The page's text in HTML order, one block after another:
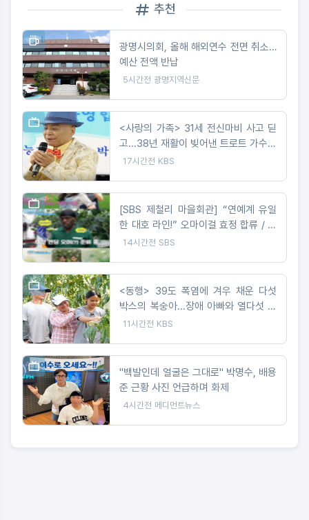
추천
광명시의회, 올해 해외연수 전면 취소…
예산 전액 반납
5시간전 광명지역신문
<사랑의 가족> 31세 전신마비 사고 딛
고...38년 재활이 빚어낸 트로트 가수의
꿈
17시간전 KBS
[SBS 제철리 마을회관] “연예계 유일
한 대호 라인!” 오마이걸 효정 합류 / 송
가인의 짠내 나는 초등팬심 잡기 도전
14시간전 SBS
<동행> 39도 폭염에 겨우 채운 다섯
박스의 복숭아...장애 아빠와 열다섯 서
현이네
11시간전 KBS
"백발인데 얼굴은 그대로" 박명수, 배용
준 근황 사진 언급하며 화제
4시간전 메디먼트뉴스